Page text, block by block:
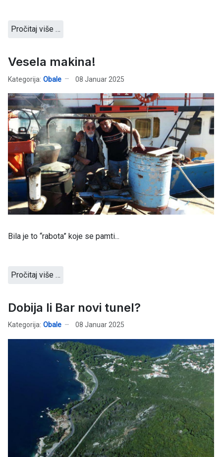
Pročitaj više …
Vesela makina!
Kategorija: Obale 08 Januar 2025
Bila je to “rabota” koje se pamti...
Pročitaj više …
Dobija li Bar novi tunel?
Kategorija: Obale 08 Januar 2025